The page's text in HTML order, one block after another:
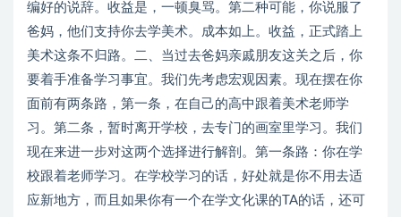
编好的说辞。收益是，一顿臭骂。第二种可能，你说服了
爸妈，他们支持你去学美术。成本如上。收益，正式踏上
美术这条不归路。二、当过去爸妈亲戚朋友这关之后，你
要着手准备学习事宜。我们先考虑宏观因素。现在摆在你
面前有两条路，第一条，在自己的高中跟着美术老师学
习。第二条，暂时离开学校，去专门的画室里学习。我们
现在来进一步对这两个选择进行解剖。第一条路：你在学
校跟着老师学习。在学校学习的话，好处就是你不用去适
应新地方，而且如果你有一个在学文化课的TA的话，还可